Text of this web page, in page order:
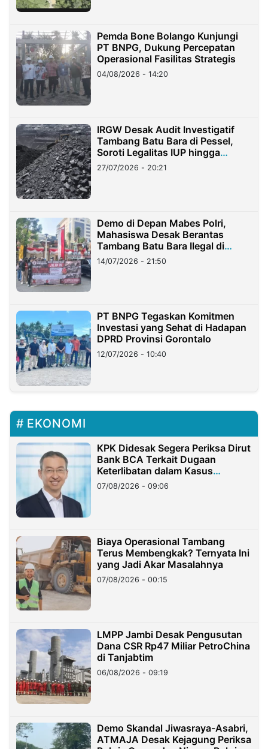
Pemda Bone Bolango Kunjungi
PT BNPG, Dukung Percepatan
Operasional Fasilitas Strategis
04/08/2026 - 14:20
IRGW Desak Audit Investigatif
Tambang Batu Bara di Pessel,
Soroti Legalitas IUP hingga
Stockpile
27/07/2026 - 20:21
Demo di Depan Mabes Polri,
Mahasiswa Desak Berantas
Tambang Batu Bara Ilegal di
Lampung
14/07/2026 - 21:50
PT BNPG Tegaskan Komitmen
Investasi yang Sehat di Hadapan
DPRD Provinsi Gorontalo
12/07/2026 - 10:40
EKONOMI
KPK Didesak Segera Periksa Dirut
Bank BCA Terkait Dugaan
Keterlibatan dalam Kasus
Hilangnya Dana Nasabah Rp2,58
Miliar
07/08/2026 - 09:06
Biaya Operasional Tambang
Terus Membengkak? Ternyata Ini
yang Jadi Akar Masalahnya
07/08/2026 - 00:15
LMPP Jambi Desak Pengusutan
Dana CSR Rp47 Miliar PetroChina
di Tanjabtim
06/08/2026 - 09:19
Demo Skandal Jiwasraya-Asabri,
ATMAJA Desak Kejagung Periksa